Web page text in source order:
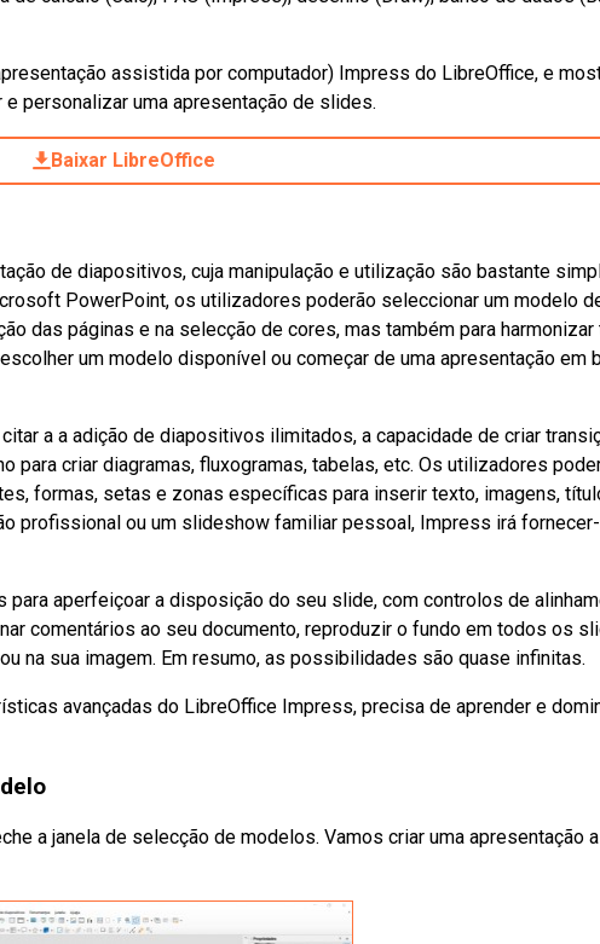
assistida por computador) Impress do LibreOffice, e
personalizar uma apresentação de slides.
Baixar LibreOffice
de diapositivos, cuja manipulação e utilização são bastante
PowerPoint, os utilizadores poderão seleccionar um modelo
das páginas e na selecção de cores, mas também para harmonizar
um modelo disponível ou começar de uma apresentação em
a a adição de diapositivos ilimitados, a capacidade de criar
para criar diagramas, fluxogramas, tabelas, etc. Os utilizadores
formas, setas e zonas específicas para inserir texto, imagens,
profissional ou um slideshow familiar pessoal, Impress irá
aperfeiçoar a disposição do seu slide, com controlos de
comentários ao seu documento, reproduzir o fundo em todos os
na sua imagem. Em resumo, as possibilidades são quase infinitas.
avançadas do LibreOffice Impress, precisa de aprender e
a janela de selecção de modelos. Vamos criar uma apresentação